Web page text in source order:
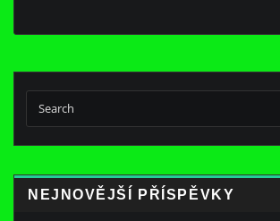
NEJNOVĚJŠÍ PŘÍSPĚVKY